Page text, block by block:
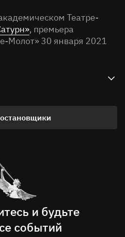
Театре-
, премьера
Молот» 30 января 2021
Сатурн
и будьте
событий